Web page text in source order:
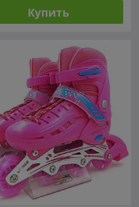
Купить